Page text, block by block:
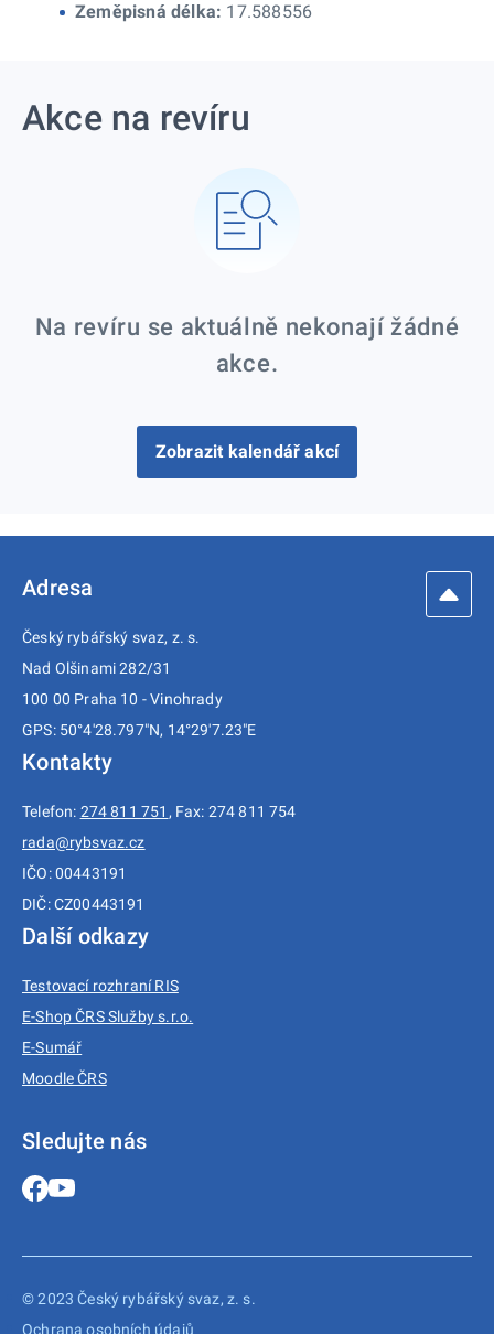
Zeměpisná délka: 17.588556
Akce na revíru
Na revíru se aktuálně nekonají žádné
akce.
Zobrazit kalendář akcí
Adresa
Český rybářský svaz, z. s.
Nad Olšinami 282/31
100 00 Praha 10 - Vinohrady
GPS: 50°4'28.797"N, 14°29'7.23"E
Kontakty
Telefon: 274 811 751 , Fax: 274 811 754
rada@rybsvaz.cz
IČO: 00443191
DIČ: CZ00443191
Další odkazy
Testovací rozhraní RIS
E-Shop ČRS Služby s.r.o.
E-Sumář
Moodle ČRS
Sledujte nás
© 2023 Český rybářský svaz, z. s.
Ochrana osobních údajů